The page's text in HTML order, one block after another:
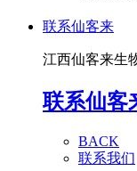
联系仙客来
江西仙客来生
联系仙客
BACK
联系我们